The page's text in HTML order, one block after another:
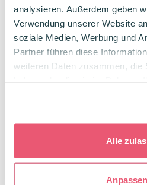
analysieren. Außerdem geben
Verwendung unserer Website
soziale Medien, Werbung und
Partner führen diese
weiteren Daten zusammen, die
Alle
Anpassen
Faber Castell Textmarker
Metallic Marker Einzelstift